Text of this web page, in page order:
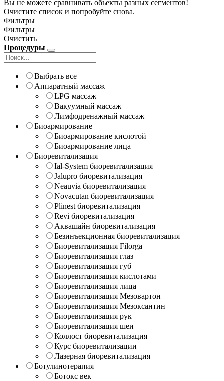
Вы не можете сравнивать обьекты разных сегментов!
Очистите список и попробуйте снова.
Фильтры
Фильтры
Очистить
Процедуры
Выбрать все
Аппаратный массаж
LPG массаж
Вакуумный массаж
Лимфодренажный массаж
Биоармирование
Биоармирование кислотой
Биоармирование лица
Биоревитализация
Ial-System биоревитализация
Jalupro биоревитализация
Neauvia биоревитализация
Novacutan биоревитализация
Plinest биоревитализация
Revi биоревитализация
Аквашайн биоревитализация
Безинъекционная биоревитализация
Биоревитализация Filorga
Биоревитализация глаз
Биоревитализация губ
Биоревитализация кислотами
Биоревитализация лица
Биоревитализация Мезовартон
Биоревитализация Мезоксантин
Биоревитализация рук
Биоревитализация шеи
Коллост биоревитализация
Курс биоревитализации
Лазерная биоревитализация
Ботулинотерапия
Ботокс век